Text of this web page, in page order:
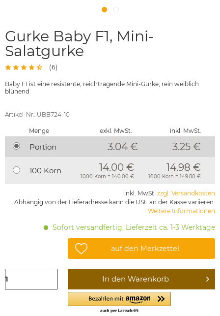
Gurke Baby F1, Mini-
Salatgurke
(6)
Baby F1 ist eine resistente, reichtragende Mini-Gurke, rein weiblich
blühend
Artikel-Nr.: UBB724-10
Menge exkl. MwSt. inkl. MwSt.
Portion 3.04 € 3.25 €
100 Korn 14.00 €
1000 Korn = 140.00 €
14.98 €
1000 Korn = 149.80 €
inkl. MwSt. zzgl. Versandkosten
Abhängig von der Lieferadresse kann die USt. an der Kasse variieren.
Weitere Informationen
Sofort versandfertig, Lieferzeit ca. 1-3 Werktage
auf den Merkzettel
In den Warenkorb